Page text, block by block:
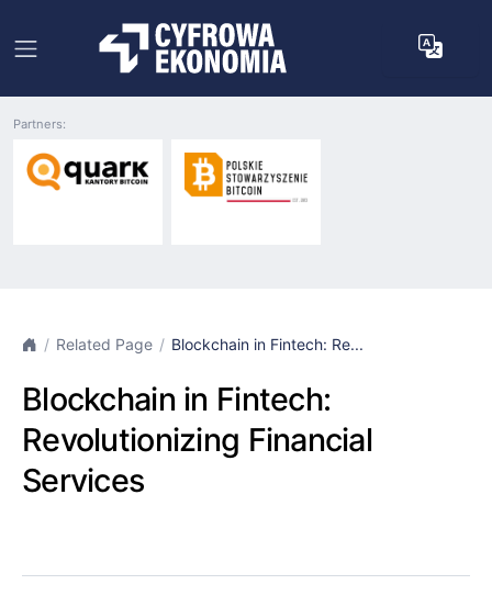
Partners:
Related Page Blockchain in Fintech: Re...
Blockchain in Fintech:
Revolutionizing Financial
Services